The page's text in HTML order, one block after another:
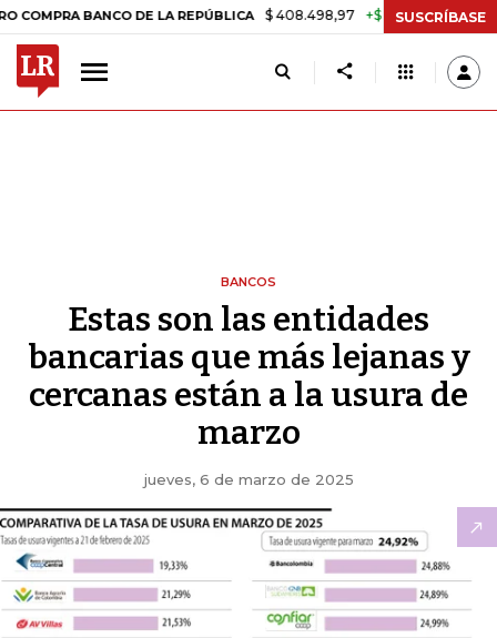
BANCO DE LA REPÚBLICA $ 408.498,97 +$ 8.753,81 +2,19%
SUSCRÍBASE
BANCOS
Estas son las entidades
bancarias que más lejanas y
cercanas están a la usura de
marzo
jueves, 6 de marzo de 2025